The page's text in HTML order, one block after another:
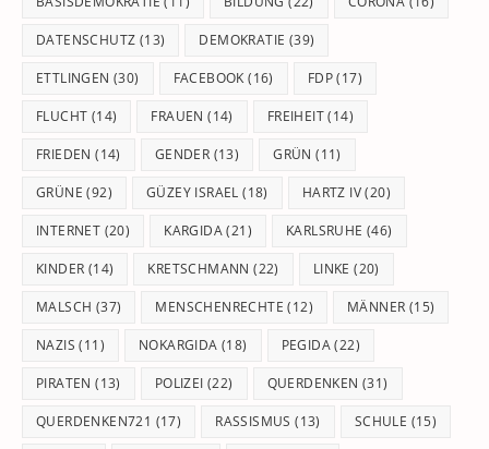
DATENSCHUTZ (13) DEMOKRATIE (39)
ETTLINGEN (30) FACEBOOK (16) FDP(17)
FLUCHT (14) FRAUEN (14) FREIHEIT(14)
FRIEDEN (14) GENDER (13) GRÜN (11)
GRÜNE (92) GÜZEY ISRAEL (18) HARTZ IV(20)
INTERNET (20) KARGIDA(21) KARLSRUHE (46)
KINDER (14) KRETSCHMANN (22) LINKE (20)
MALSCH (37) MENSCHENRECHTE (12) MÄNNER (15)
NAZIS (11) NOKARGIDA (18) PEGIDA(22)
PIRATEN (13) POLIZEI (22) QUERDENKEN (31)
QUERDENKEN721 (17) RASSISMUS (13) SCHULE (15)